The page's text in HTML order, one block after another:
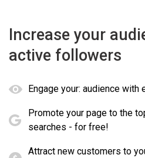
Increase your
active followers
Engage your: audience with
Promote your page to the
searches - for free!
Attract new customers to